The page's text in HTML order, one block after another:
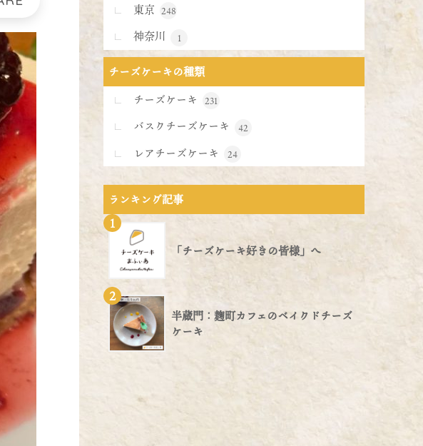
東京 248
神奈川 1
チーズケーキの種類
チーズケーキ
231
バスクチーズケーキ 42
レアチーズケーキ 24
ランキング記事
1
「チーズケーキ好きの皆様」へ
2
半蔵門：麹町カフェのベイクドチーズ
ケーキ